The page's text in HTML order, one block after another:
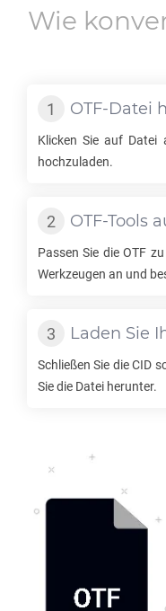
Wie
OTF-Datei
Klicken Sie auf Datei
hochzuladen.
OTF-Tools
Passen Sie dieOTF zu
Werkzeugen an und
Laden Sie
Schließen Sie dieCID
Sie die Datei herunter.